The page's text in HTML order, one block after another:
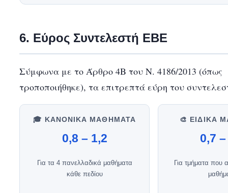
6. Εύρος Συντελεστή ΕΒΕ
Σύμφωνα με το Άρθρο 4Β του Ν. 4186/2013 (όπως
τροποποιήθηκε), τα επιτρεπτά εύρη του
🎓 ΚΑΝΟΝΙΚΆ ΜΑΘΉΜΑΤΑ
0,8 – 1,2
Για τα 4 πανελλαδικά μαθήματα
κάθε πεδίου
🎨 ΕΙΔΙΚΆ
0,7
Για τμήματα που